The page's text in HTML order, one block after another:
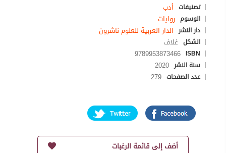
تصنيفات أدب
الوسوم روايات
دار النشر الدار العربية للعلوم ناشرون
الشكل غلاف
ISBN
9789953873466
سنة النشر 2020
عدد الصفحات 279
أضف إلى قائمة الرغبات